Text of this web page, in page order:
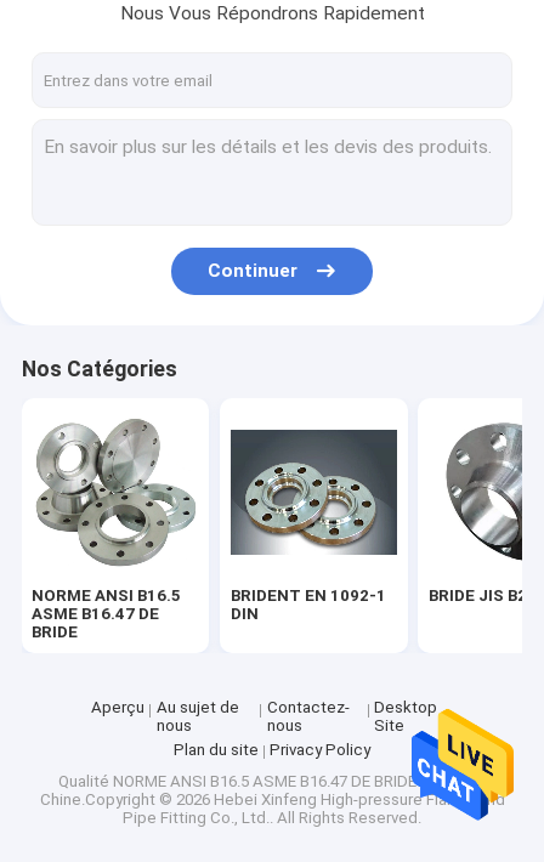
Nous Vous Répondrons Rapidement
Continuer
Nos Catégories
NORME ANSI B16.5
ASME B16.47 DE
BRIDE
BRIDENT EN 1092-1
DIN
BRIDE JIS
Aperçu
Au sujet de
nous
Contactez-
nous
Desktop
Site
Plan du site
Privacy Policy
Qualité NORME ANSI B16.5 ASME B16.47 DE BRIDEUsine De
Chine.Copyright © 2026 Hebei Xinfeng High-pressure Flange and
Pipe Fitting Co., Ltd.. All Rights Reserved.